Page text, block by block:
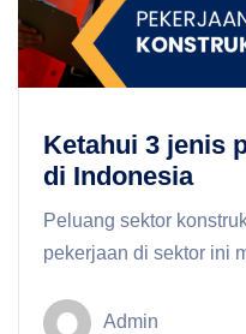
Ketahui 3 jenis
di Indonesia
Peluang sektor
pekerjaan di sektor ini
Admin